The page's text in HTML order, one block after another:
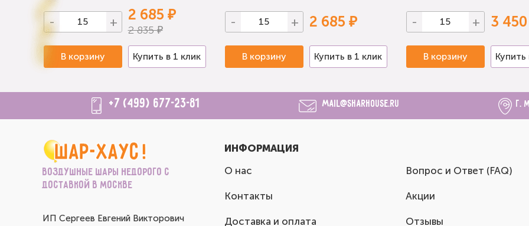
- + 2 685 ₽
2 835 ₽
В корзину Купить в 1 клик
- + 2 685 ₽
В корзину Купить в 1 клик
- + 3
В корзину Купить
+7 (499) 677-23-81 mail@sharhouse.ru г.
Воздушные шары недорого с
доставкой в Москве
ИП Сергеев Евгений Викторович
ИНФОРМАЦИЯ
О нас
Контакты
Доставка и оплата
Вопрос и Ответ (FAQ)
Акции
Отзывы